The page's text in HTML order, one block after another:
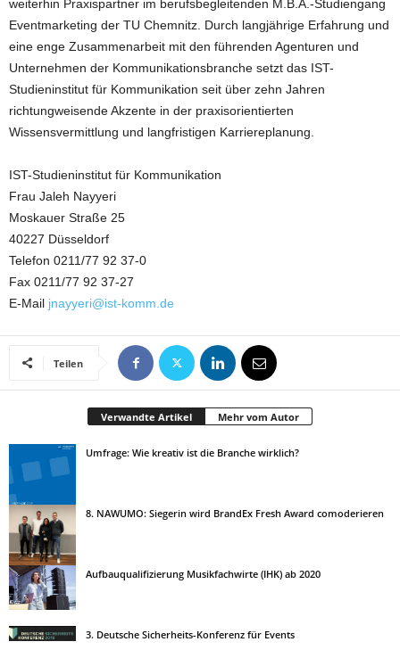
weiterhin Praxispartner im berufsbegleitenden M.B.A.-Studiengang
Eventmarketing der TU Chemnitz. Durch langjährige Erfahrung und
eine enge Zusammenarbeit mit den führenden Agenturen und
Unternehmen der Kommunikationsbranche setzt das IST-
Studieninstitut für Kommunikation seit über zehn Jahren
richtungweisende Akzente in der praxisorientierten
Wissensvermittlung und langfristigen Karriereplanung.
IST-Studieninstitut für Kommunikation
Frau Jaleh Nayyeri
Moskauer Straße 25
40227 Düsseldorf
Telefon 0211/77 92 37-0
Fax 0211/77 92 37-27
E-Mail jnayyeri@ist-komm.de
Teilen
Verwandte Artikel Mehr vom Autor
Umfrage: Wie kreativ ist die Branche wirklich?
8. NAWUMO: Siegerin wird BrandEx Fresh Award comoderieren
Aufbauqualifizierung Musikfachwirte (IHK) ab 2020
3. Deutsche Sicherheits-Konferenz für Events